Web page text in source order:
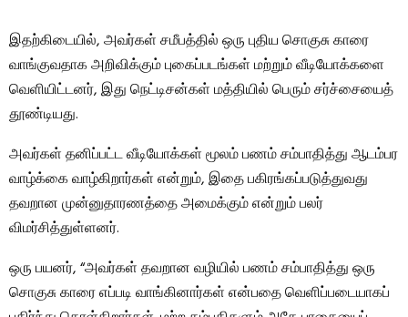
இதற்கிடையில், அவர்கள் சமீபத்தில் ஒரு புதிய சொகுசு காரை
வாங்குவதாக அறிவிக்கும் புகைப்படங்கள் மற்றும் வீடியோக்களை
வெளியிட்டனர், இது நெட்டிசன்கள் மத்தியில் பெரும் சர்ச்சையைத்
தூண்டியது.
அவர்கள் தனிப்பட்ட வீடியோக்கள் மூலம் பணம் சம்பாதித்து ஆடம்பர
வாழ்க்கை வாழ்கிறார்கள் என்றும், இதை பகிரங்கப்படுத்துவது
தவறான முன்னுதாரணத்தை அமைக்கும் என்றும் பலர்
விமர்சித்துள்ளனர்.
ஒரு பயனர், “அவர்கள் தவறான வழியில் பணம் சம்பாதித்து ஒரு
சொகுசு காரை எப்படி வாங்கினார்கள் என்பதை வெளிப்படையாகப்